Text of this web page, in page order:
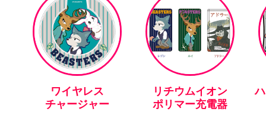
ワイヤレス
チャージャー
リチウムイオン
ポリマー充電器